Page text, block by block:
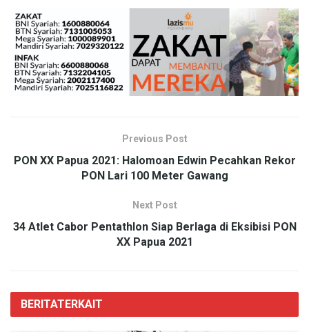
Previous Post
PON XX Papua 2021: Halomoan Edwin Pecahkan Rekor
PON Lari 100 Meter Gawang
Next Post
34 Atlet Cabor Pentathlon Siap Berlaga di Eksibisi PON
XX Papua 2021
BERITATERKAIT